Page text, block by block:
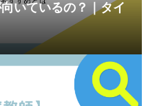
いているの？｜タイ